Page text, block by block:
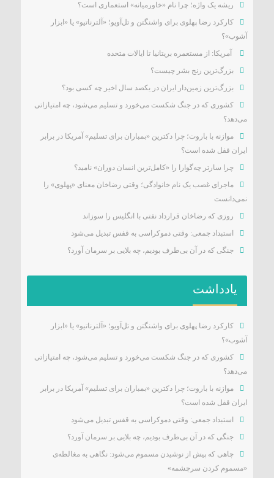
ریشه یک واژه؛ چرا نام «خاورمیانه» استعماری است؟
کارکرد رضا پهلوی برای واشنگتن و تل‌آویو؛ «آلترناتیو» یا «ابزار
آشوب»؟
آمریکا: از مستعمره بریتانیا تا ایالات متحده
بزرگ‌ترین رنج بشر چیست؟
بزرگ‌ترین زمین‌دار ایران در یکصد سال اخیر چه کسی بود؟
کشوری که در جنگ شکست می‌خورد و تسلیم می‌شود، چه امتیازاتی
می‌دهد؟
موازنه با باروت؛ چرا دکترین «بمباران برای تسلیم» آمریکا در برابر
ایران قفل شده است؟
چرا سارتر چه‌گوارا را «کامل‌ترین انسان دوران» نامید؟
ماجرای غصب یک نام خانوادگی؛ وقتی رضاخان معنای «پهلوی» را
نمی‌دانست
روزی که رضاخان قرارداد نفتی با انگلیس را سوزاند
استبداد جمعی: وقتی دموکراسی به قفس تبدیل می‌شود
جنگی که در آن بی‌طرف بودیم، چه بلایی بر سرمان آورد؟
یادداشت
کارکرد رضا پهلوی برای واشنگتن و تل‌آویو؛ «آلترناتیو» یا «ابزار
آشوب»؟
کشوری که در جنگ شکست می‌خورد و تسلیم می‌شود، چه امتیازاتی
می‌دهد؟
موازنه با باروت؛ چرا دکترین «بمباران برای تسلیم» آمریکا در برابر
ایران قفل شده است؟
استبداد جمعی: وقتی دموکراسی به قفس تبدیل می‌شود
جنگی که در آن بی‌طرف بودیم، چه بلایی بر سرمان آورد؟
چاهی که پیش از نوشیدن مسموم می‌شود: نگاهی به مغالطه‌ی
«مسموم کردن سرچشمه»